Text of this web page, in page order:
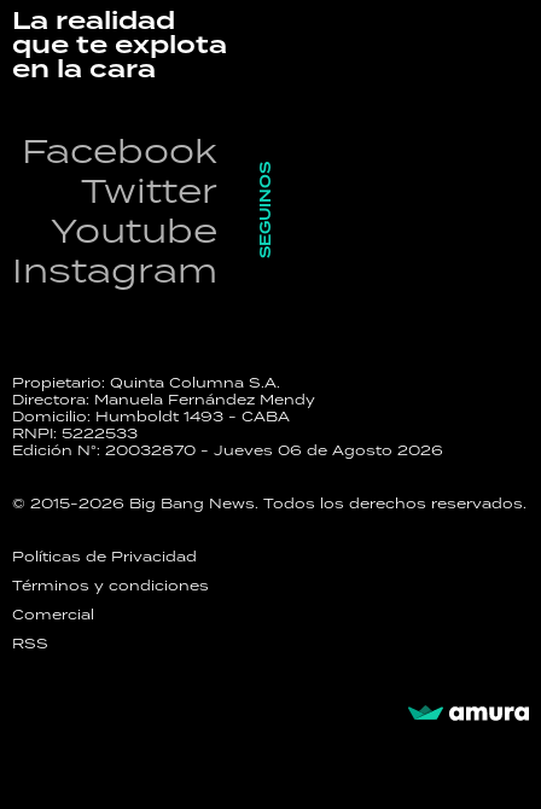
La realidad
que te explota
en la cara
Facebook
Twitter
Youtube
Instagram
SEGUINOS
Propietario: Quinta Columna S.A.
Directora: Manuela Fernández Mendy
Domicilio: Humboldt 1493 - CABA
RNPI: 5222533
Edición N°: 20032870 - Jueves 06 de Agosto 2026
© 2015-2026 Big Bang News. Todos los derechos reservados.
Políticas de Privacidad
Términos y condiciones
Comercial
RSS